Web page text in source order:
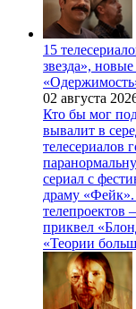
15
звезда»,
02 августа
Кто бы мог
вывалит в
телесериалов
сериал с
драму
телепроектов
приквел
«Теории